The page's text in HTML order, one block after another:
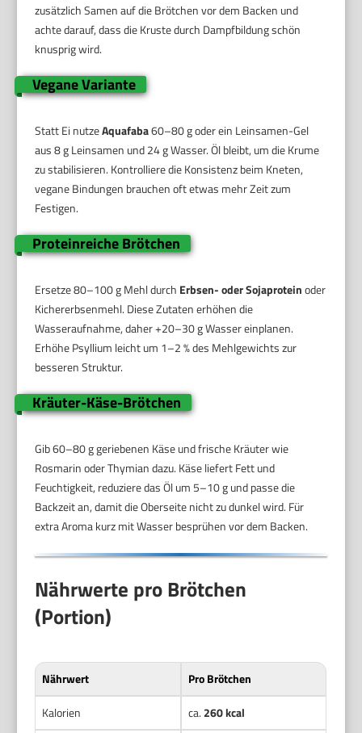
zusätzlich Samen auf die Brötchen vor dem Backen und
achte darauf, dass die Kruste durch Dampfbildung schön
knusprig wird.
Vegane Variante
Statt Ei nutzeAquafaba60–80 g oder ein Leinsamen-Gel
aus 8 g Leinsamen und 24 g Wasser. Öl bleibt, um die Krume
zu stabilisieren. Kontrolliere die Konsistenz beim Kneten,
vegane Bindungen brauchen oft etwas mehr Zeit zum
Festigen.
Proteinreiche Brötchen
Ersetze 80–100 g Mehl durch Erbsen- oder Sojaproteinoder
Kichererbsenmehl. Diese Zutaten erhöhen die
Wasseraufnahme, daher +20–30 g Wasser einplanen.
Erhöhe Psyllium leicht um 1–2 % des Mehlgewichts zur
besseren Struktur.
Kräuter-Käse-Brötchen
Gib 60–80 g geriebenen Käse und frische Kräuter wie
Rosmarin oder Thymian dazu. Käse liefert Fett und
Feuchtigkeit, reduziere das Öl um 5–10 g und passe die
Backzeit an, damit die Oberseite nicht zu dunkel wird. Für
extra Aroma kurz mit Wasser besprühen vor dem Backen.
Nährwerte pro Brötchen
(Portion)
Nährwert
Pro Brötchen
Kalorien
ca. 260 kcal